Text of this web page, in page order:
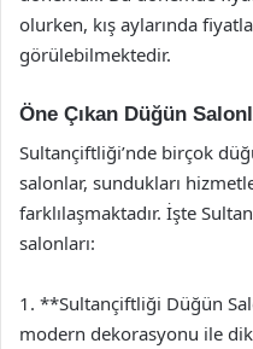
olurken, kış aylarında
görülebilmektedir.
Öne Çıkan Düğün
Sultançiftliği’nde birçok
salonlar, sundukları
farklılaşmaktadır. İşte
salonları:
1. **Sultançiftliği Düğün
modern dekorasyonu ile